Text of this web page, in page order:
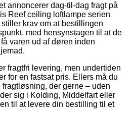
annoncerer dag-til-dag fragt på
Reef ceiling loftlampe serien
krav om at bestillingen
med hensynstagen til at de
varen ud af døren inden
fragtfri levering, men undertiden
for en fastsat pris. Ellers må du
der gerne – uden
sig i Kolding, Middelfart eller
til at levere din bestilling til et